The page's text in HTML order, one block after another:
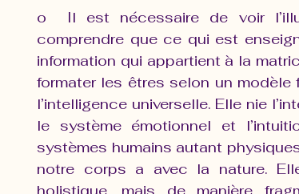
o  Il est nécessaire de voir
comprendre que ce qui est
information qui appartient à la
formater les êtres selon un
l’intelligence universelle. Elle nie
le système émotionnel et
systèmes humains autant
notre corps a avec la nature.
holistique, mais de manière